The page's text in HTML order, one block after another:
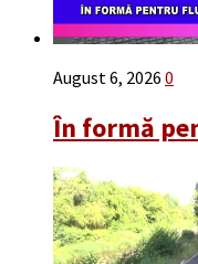
August 6, 2026 0
În formă